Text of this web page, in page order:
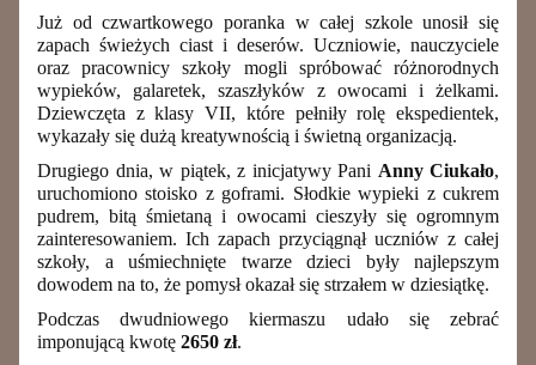
Już od czwartkowego poranka w całej szkole unosił się
zapach świeżych ciast i deserów. Uczniowie, nauczyciele
oraz pracownicy szkoły mogli spróbować różnorodnych
wypieków, galaretek, szaszłyków z owocami i żelkami.
Dziewczęta z klasy VII, które pełniły rolę ekspedientek,
wykazały się dużą kreatywnością i świetną organizacją.
Drugiego dnia, w piątek, z inicjatywy Pani Anny Ciukało,
uruchomiono stoisko z goframi. Słodkie wypieki z cukrem
pudrem, bitą śmietaną i owocami cieszyły się ogromnym
zainteresowaniem. Ich zapach przyciągnął uczniów z całej
szkoły, a uśmiechnięte twarze dzieci były najlepszym
dowodem na to, że pomysł okazał się strzałem w dziesiątkę.
Podczas dwudniowego kiermaszu udało się zebrać
imponującą kwotę 2650 zł.